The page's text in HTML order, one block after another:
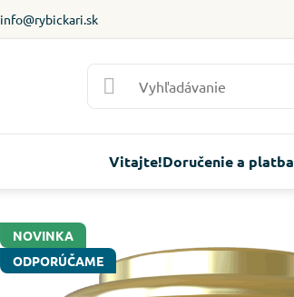
info@rybickari.sk
Vitajte!Doručenie a platba
NOVINKA
ODPORÚČAME